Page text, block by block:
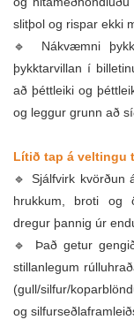
slitþol og rispar ekki
🔹 Nákvæmni
þykktarvillan í
að þéttleiki og
og leggur grunn að
Lítið tap á veltingu
🔹 Sjálfvirk kvörðun
hrukkum, broti og
dregur þannig úr
🔹 Það getur
stillanlegum
(gull/silfur/
og